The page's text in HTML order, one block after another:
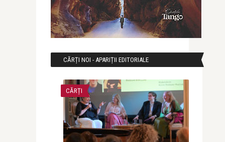
CĂRȚI NOI - APARIȚII EDITORIALE
CĂRȚI